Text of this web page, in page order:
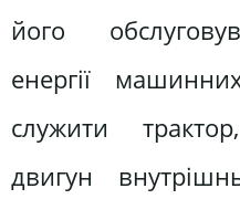
його
енергії
служити
двигун